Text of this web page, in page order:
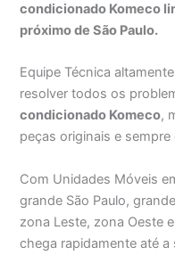
condicionado Komeco
próximo de São Paulo.
Equipe Técnica
resolver todos os
condicionado Komeco,
peças originais e
Com Unidades Móveis
grande São Paulo,
zona Leste, zona Oeste
chega rapidamente até